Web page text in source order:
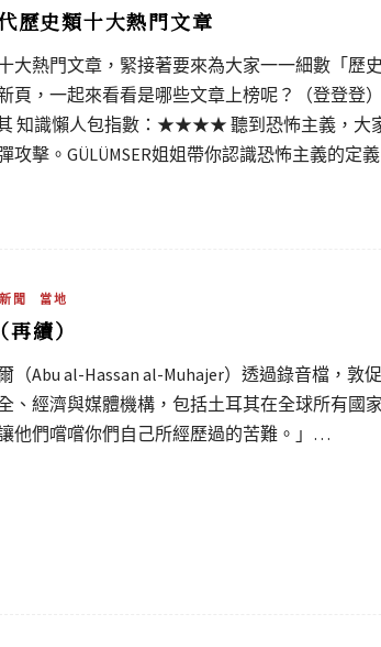
歷史類十大熱門文章
大熱門文章，緊接著要來為大家一一細數「歷
頁，一起來看看是哪些文章上榜呢？（登登登
知識懶人包指數：★★★★ 聽到恐怖主義，大
攻擊。GÜLÜMSER姐姐帶你認識恐怖主義的
聞 當地
續）
（Abu al-Hassan al-Muhajer）透過錄音檔，敦
、經濟與媒體機構，包括土耳其在全球所有國
他們嚐嚐你們自己所經歷過的苦難。」…